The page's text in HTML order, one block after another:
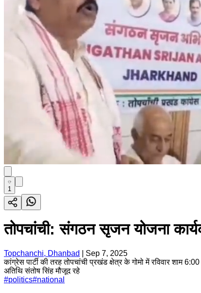
1
तोपचांची: संगठन सृजन योजना
Topchanchi, Dhanbad
Sep 7, 2025
कांग्रेस पार्टी की तरह तोपचांची प्रखंड क्षेत्र के गोमो में रविवार शाम
अतिथि संतोष सिंह मौजूद रहे
#politics#national